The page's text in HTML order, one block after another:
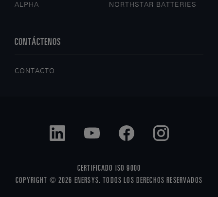
ALPHA NORTHSTAR BATTERIES
CONTÁCTENOS
CONTACTO
CERTIFICADO ISO 9000
COPYRIGHT © 2026 ENERSYS. TODOS LOS DERECHOS RESERVADOS